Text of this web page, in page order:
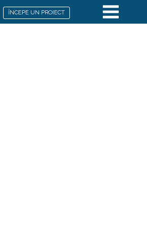
ÎNCEPE UN PROIECT